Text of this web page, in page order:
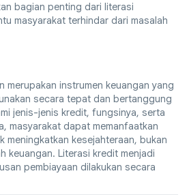
bagian penting dari literasi
masyarakat terhindar dari masalah
merupakan instrumen keuangan yang
secara tepat dan bertanggung
jenis-jenis kredit, fungsinya, serta
masyarakat dapat memanfaatkan
meningkatkan kesejahteraan, bukan
keuangan. Literasi kredit menjadi
pembiayaan dilakukan secara